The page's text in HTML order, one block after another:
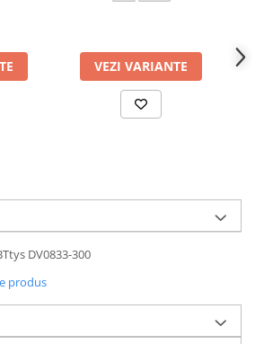
VEZI VARIANTE
DV0833-300
produs